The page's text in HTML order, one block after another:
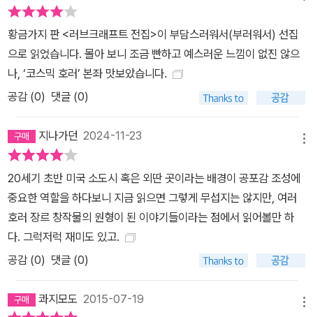
황금가지 판 <러브크래프트 전집>이 부담스러워서(부러워서) 선집
으로 읽었습니다. 몰아 보니 조금 빤하고 예스러운 느낌이 없진 않으
나, ‘코스믹 호러’ 본좌 맛보았습니다.
공감 (0) 댓글 (0)
지나가던 2024-11-23
20세기 초반 미국 소도시 혹은 외딴 곳이라는 배경이 공포감 조성에
중요한 역할을 하다보니 지금 읽으면 그렇게 무섭지는 않지만, 여러
호러 장르 창작물의 원형이 된 이야기들이라는 점에서 읽어볼만 하
다. 그럭저럭 재미도 있고.
공감 (0) 댓글 (0)
콰지모도 2015-07-19